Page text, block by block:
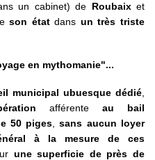
un cabinet) de Roubaixet
son étatdans un très triste
en mythomanie"...
municipal ubuesque dédié
afférente au
bail
50 piges ,sans aucun loyer
à la mesure de ces
une superficie de près de